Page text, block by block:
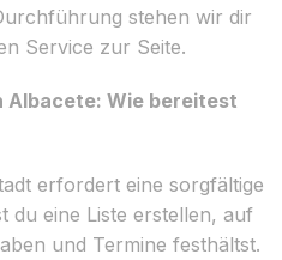
stehen wir dir
Service zur Seite.
Albacete: Wie bereitest
erfordert eine sorgfältige
du eine Liste erstellen, auf
und Termine festhältst.